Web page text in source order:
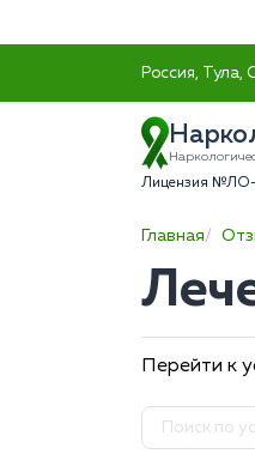
Россия, Тула,
Лицензия
Главная
Перейти к